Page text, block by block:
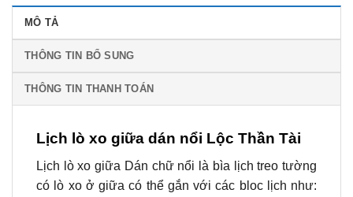
số
lượng
MÔ TẢ
THÔNG TIN BỔ SUNG
THÔNG TIN THANH TOÁN
Lịch lò xo giữa dán nổi Lộc Thần Tài
Lịch lò xo giữa Dán chữ nổi là bìa lịch treo tường
có lò xo ở giữa có thể gắn với các bloc lịch như: